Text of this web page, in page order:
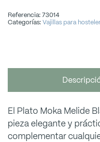
Referencia: 73014
Categorías: Vajillas para
El Plato Moka Melide
pieza elegante y
complementar